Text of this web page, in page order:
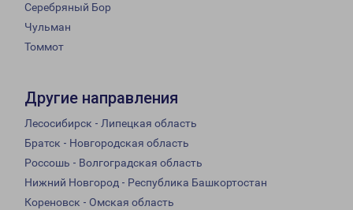
Серебряный Бор
Чульман
Томмот
Другие направления
Лесосибирск - Липецкая область
Братск - Новгородская область
Россошь - Волгоградская область
Нижний Новгород - Республика Башкортостан
Кореновск - Омская область